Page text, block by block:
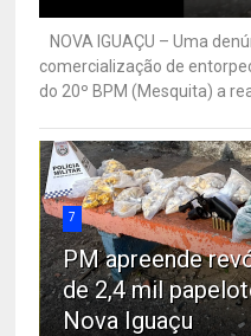
NOVA IGUAÇU – Uma
comercialização de
do 20º BPM (Mesquita) a
7
PM apreende
de 2,4 mil
Nova Iguaçu